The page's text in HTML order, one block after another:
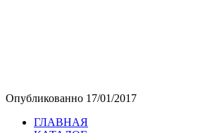
Опубликованно 17/01/2017
ГЛАВНАЯ